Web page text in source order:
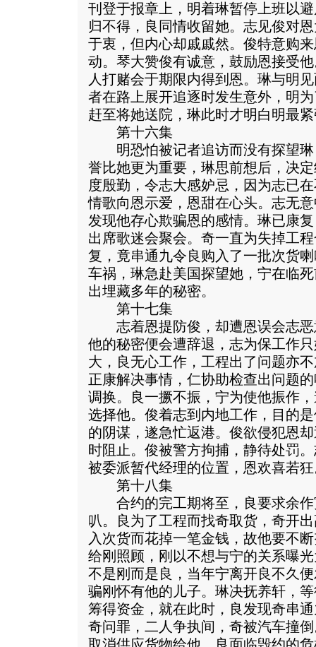
刊登于报章上，明着琳暂停上班以
归不得，良同情收留她。志见俊对
于衷，但内心却戚戚然。俊特意购
动。琴大赞俊有诚意，鼓励恩接受
人打赌会于期限内得到恩。琳与明
者在路上展开追逐时发生意外，明
赶至将她送院，琳此时才明白明最
第十六集
明恐怕被记者追访而没有探望琳
誉比她更为重要，琳思前想后，决
度殷勤，令志大感妒忌，因为志已
情歌向恩示爱，恩甜在心头。志无
发现他存心欺骗恩的感情。琳已康
出席歌迷会聚会。奇一直为失掉工
复，竟串通九令良购入了一批次货
车祸，琳急赴美国探望她，宁在临
出埋藏多年的秘密。
第十七集
志着恩提防俊，却遭恩误会志恶
他的秘密便会遭辞退，志为保工作
大，良无心工作，工程出了问题亦
正康解决事情，仁协助检查出问题
调换。良一撅不振，宁为使他振作
选择他。俊着志到内地工作，目的
的阴谋，遂急忙返港。俊欲侵犯恩
时阻止。俊被警方拘捕，静待处罚
被委派暂代经理的位置，恩欢喜若
第十八集
合约的完工期将至，良要求余作
叭。良为了工程而找奇取货，奇开
入次货而花掉一笔金钱，故他要不
给刚照顾，刚以不想与宁的关系曝
不是刚而是良，当年宁离开良不久
骗刚怀有他的儿子。琳决抚养轩，
筹得资金，就在此时，良发现奇串
奇问罪，二人争执间，奇被汽车撞